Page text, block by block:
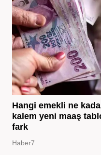
Hangi emekli ne
kalem yeni maaş
fark
Haber7